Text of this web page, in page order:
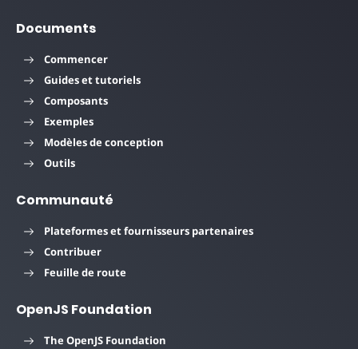
Documents
Commencer
Guides et tutoriels
Composants
Exemples
Modèles de conception
Outils
Communauté
Plateformes et fournisseurs partenaires
Contribuer
Feuille de route
OpenJS Foundation
The OpenJS Foundation